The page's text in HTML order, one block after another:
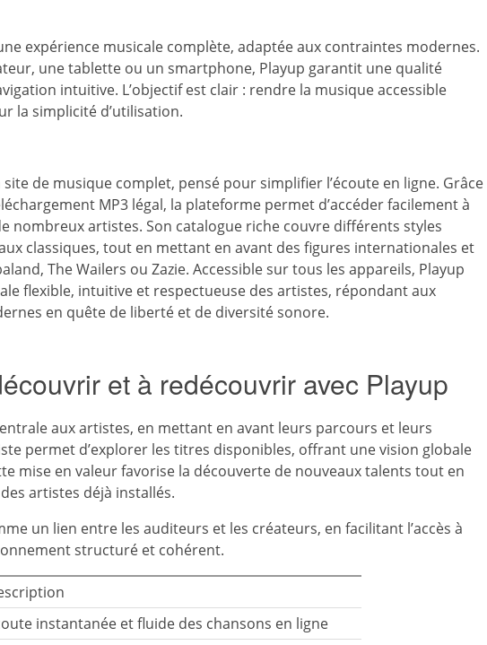
expérience musicale complète, adaptée aux contraintes modernes.
une tablette ou un smartphone, Playup garantit une qualité
intuitive. L’objectif est clair : rendre la musique accessible
la simplicité d’utilisation.
site de musique complet, pensé pour simplifier l’écoute en ligne. Grâce
MP3 légal, la plateforme permet d’accéder facilement à
nombreux artistes. Son catalogue riche couvre différents styles
classiques, tout en mettant en avant des figures internationales et
The Wailers ou Zazie. Accessible sur tous les appareils, Playup
flexible, intuitive et respectueuse des artistes, répondant aux
en quête de liberté et de diversité sonore.
et à redécouvrir avec Playup
aux artistes, en mettant en avant leurs parcours et leurs
permet d’explorer les titres disponibles, offrant une vision globale
mise en valeur favorise la découverte de nouveaux talents tout en
artistes déjà installés.
un lien entre les auditeurs et les créateurs, en facilitant l’accès à
structuré et cohérent.
instantanée et fluide des chansons en ligne